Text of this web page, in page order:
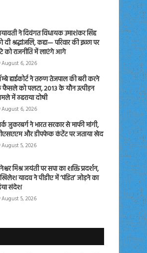
ने दिवंगत विधायक उमाशंकर सिंह
दी श्रद्धांजलि, कहा— परिवार की इच्छा पर
को राजनीति में लाएंगे आगे
August 6, 2026
हाईकोर्ट ने तरुण तेजपाल की बरी करने
को पलटा, 2013 के यौन उत्पीड़न
में ठहराया दोषी
August 6, 2026
जुकरबर्ग ने भारत सरकार से माफी मांगी,
और डीपफेक कंटेंट पर जताया खेद
August 5, 2026
मिश्र जयंती पर सपा का शक्ति प्रदर्शन,
यादव ने पीडीए में ‘पंडित’ जोड़ने का
संदेश
August 5, 2026